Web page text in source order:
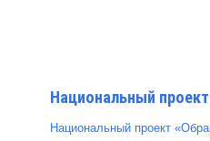
Национальный
Национальный проект